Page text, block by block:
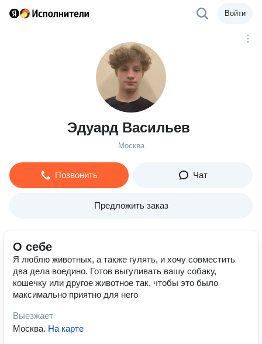
Войти
Эдуард Васильев
Москва
Позвонить Чат
Предложить заказ
О себе
Я люблю животных, а также гулять, и хочу совместить
два дела воедино. Готов выгуливать вашу собаку,
кошечку или другое животное так, чтобы это было
максимально приятно для него
Выезжает
Москва. На карте